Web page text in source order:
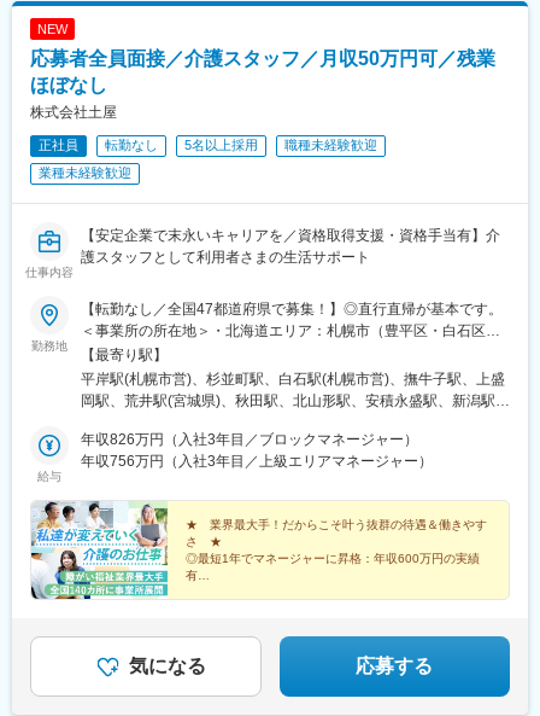
NEW
応募者全員面接／介護スタッフ／月収50万円可／残業
ほぼなし
株式会社土屋
正社員 転勤なし 5名以上採用
職種未経験歓迎
業種未経験歓迎
仕事内容
【安定企業で末永いキャリアを／資格取得支援・資格手当有】介
護スタッフとして利用者さまの生活サポート
勤務地
【転勤なし／全国47都道府県で募集！】◎直行直帰が基本です。
＜事業所の所在地＞・北海道エリア：札幌市（豊平区・白石区）
／函館市・東北エリア：岩手市／仙台市／秋田市／山形市／郡山
市／弘前市・関東エリア：茨城市／栃木市／高崎市／大宮市／習
志野市／板橋区／多摩市／相模原市／藤沢市／甲府市・東海エリ
ア：新潟市／富山市／金沢市／福井市／長野市・関西エリア：大
阪市／宇治市／西宮市／奈良市／大津市／和歌山市／新宮市・中
／徳島市／高松市／松山市／高知市・九州エリア：福岡市／糟屋
郡粕屋町／北九州市／久留米市／佐賀市／長崎市／熊本市／大分
市／宮崎市／鹿児島市／沖縄市※受動喫煙防止対策：敷地内禁煙※
駐車場あり！車、バイク、自転車などの通勤OK ※地域による※担
当するご利用者のご自宅へ訪問していただきます。※ご希望をお伺
【最寄り駅】
平岸駅(札幌市営)、杉並町駅、白石駅(札幌市営)、撫牛子駅、上盛
岡駅、荒井駅(宮城県)、秋田駅、北山形駅、安積永盛駅、新潟駅、
上駅、多摩センター駅、相模原駅、藤沢駅、国母駅、市役所前駅
(長野県)、県庁前駅(富山県)、上諸江駅、八ツ島駅、岐阜駅、静岡
良線)、天満橋駅、西宮駅、奈良駅、六十谷駅、新宮駅、鳥取駅、
松江駅、備前西市駅、東福山駅、比治山橋駅、幡生駅、阿波富田
駅、元山駅(香川県)、道後公園駅、知寄町二丁目駅、吉塚駅、柚須
駅、木屋瀬駅、西鉄久留米駅、佐賀駅、茂里町駅、健軍町駅、大
分駅、宮崎駅、天文館通駅、古島駅、南平岸駅、新津田沼駅、志
駅、西宮駅(ＪＲ線)、新大宮駅、南区役所前駅、道後温泉駅、馬出
九大病院前駅、新木屋瀬駅、スタジアムシティノース駅、いづろ
給与
年収826万円（入社3年目／ブロックマネージャー）
年収756万円（入社3年目／上級エリアマネージャー）
★ 業界最大手！だからこそ叶う抜群の待遇＆働きやす
さ ★
◎最短1年でマネージャーに昇格：年収600万円の実績
有
気になる 応募する